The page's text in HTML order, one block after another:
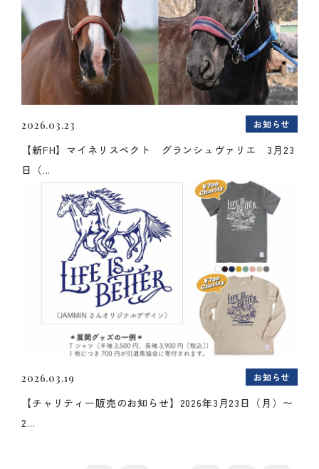
2026.03.23 お知らせ
【新FH】マイネリスペクト グランシュヴァリエ 3月23
日（...
2026.03.19 お知らせ
【チャリティー販売のお知らせ】2026年3月23日（月）〜
2...